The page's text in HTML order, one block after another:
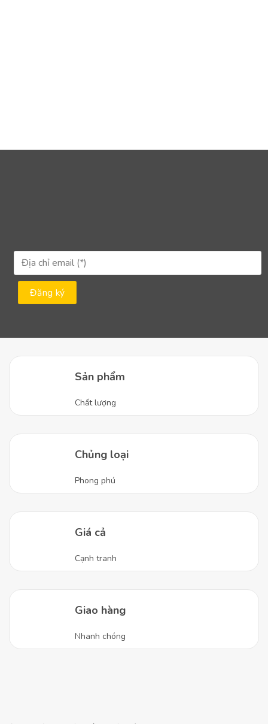
Sản phẩm
Chất lượng
Chủng loại
Phong phú
Giá cả
Cạnh tranh
Giao hàng
Nhanh chóng